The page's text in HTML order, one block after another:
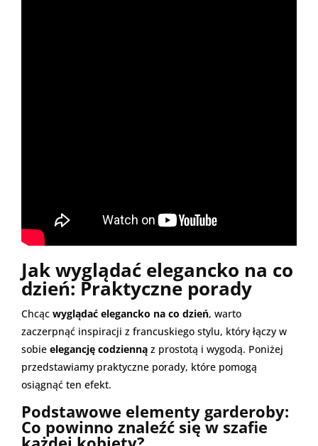
Jak wyglądać elegancko na co
dzień: Praktyczne porady
Chcąc wyglądać elegancko na co dzień, warto
zaczerpnąć inspiracji z francuskiego stylu, który łączy w
sobie elegancję codzienną z prostotą i wygodą. Poniżej
przedstawiamy praktyczne porady, które pomogą
osiągnąć ten efekt.
Podstawowe elementy garderoby:
Co powinno znaleźć się w szafie